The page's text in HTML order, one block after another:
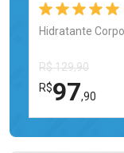
Hidratante
R$ 129,90
R$97,90